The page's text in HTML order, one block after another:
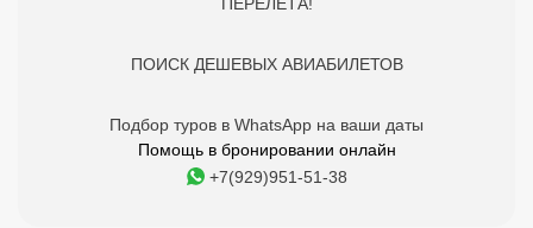
ПОИСК ДЕШЕВЫХ АВИАБИЛЕТОВ
Подбор туров в WhatsApp на ваши даты
Помощь в бронировании онлайн
+7(929)951-51-38